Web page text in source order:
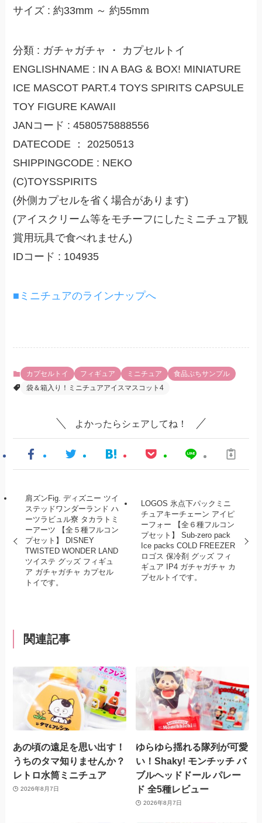
サイズ : 約33mm ～ 約55mm
分類 : ガチャガチャ ・ カプセルトイ
ENGLISHNAME : IN A BAG & BOX! MINIATURE
ICE MASCOT PART.4 TOYS SPIRITS CAPSULE
TOY FIGURE KAWAII
JANコード : 4580575888556
DATECODE ： 20250513
SHIPPINGCODE : NEKO
(C)TOYSSPIRITS
(外側カプセルを省く場合があります)
(アイスクリーム等をモチーフにしたミニチュア観
賞用玩具で食べれません)
IDコード : 104935
■ミニチュアのラインナップへ
カプセルトイ フィギュア ミニチュア
食品ぷちサンプル
袋＆箱入り！ミニチュアアイスマスコット4
よかったらシェアしてね！
肩ズンFig. ディズニー ツイ
ステッドワンダーランド ハ
ーツラビュル寮 タカラトミ
ーアーツ 【全５種フルコン
プセット】 DISNEY
TWISTED WONDER LAND
ツイステ グッズ フィギュ
ア ガチャガチャ カプセル
トイです。
LOGOS 氷点下パックミニ
チュアキーチェーン アイピ
ーフォー 【全６種フルコン
プセット】 Sub-zero pack
Ice packs COLD FREEZER
ロゴス 保冷剤 グッズ フィ
ギュア IP4 ガチャガチャ カ
プセルトイです。
関連記事
あの頃の遠足を思い出す！
うちのタマ知りませんか？
レトロ水筒ミニチュア
2026年8月7日
ゆらゆら揺れる隊列が可愛
い！Shaky! モンチッチ バ
ブルヘッドドール パレー
ド 全5種レビュー
2026年8月7日